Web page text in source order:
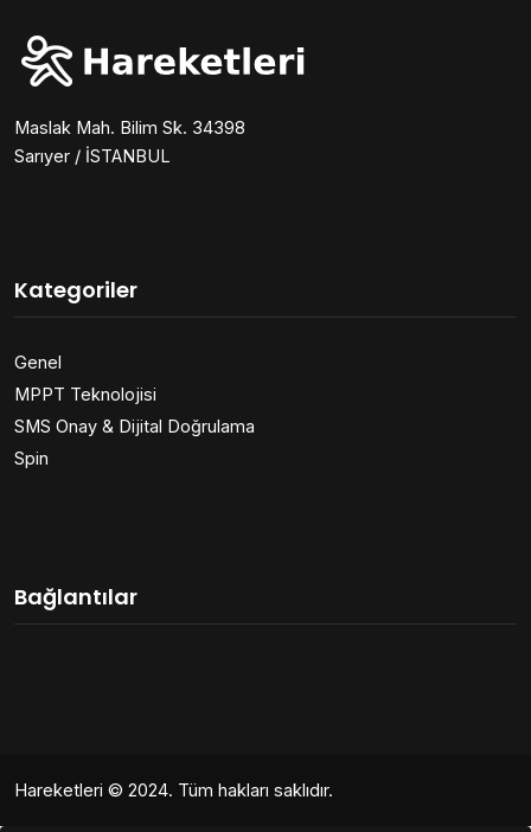
Maslak Mah. Bilim Sk. 34398
Sarıyer / İSTANBUL
Kategoriler
Genel
MPPT Teknolojisi
SMS Onay & Dijital Doğrulama
Spin
Bağlantılar
Hareketleri © 2024. Tüm hakları saklıdır.